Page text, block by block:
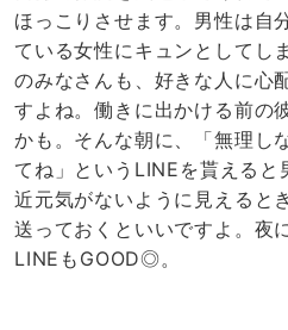
ほっこりさせます。男性は自
ている女性にキュンとしてし
のみなさんも、好きな人に心
すよね。働きに出かける前の
かも。そんな朝に、「無理し
てね」というLINEを貰える
近元気がないように見えると
送っておくといいですよ。夜
LINEもGOOD◎。